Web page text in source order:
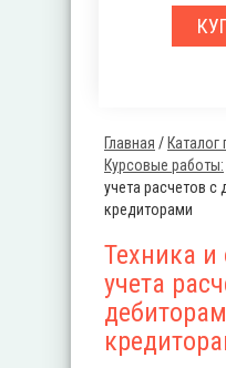
Вы здесь
Главная / Каталог
Курсовые работы:
учета расчетов с
кредиторами
Техника и
учета